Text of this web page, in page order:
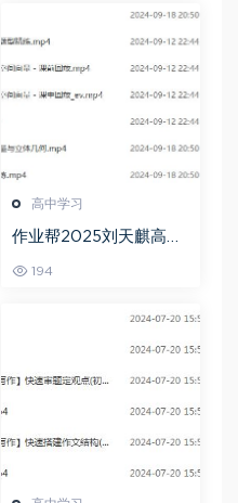
高中学习
作业帮2025刘天麒高二
194